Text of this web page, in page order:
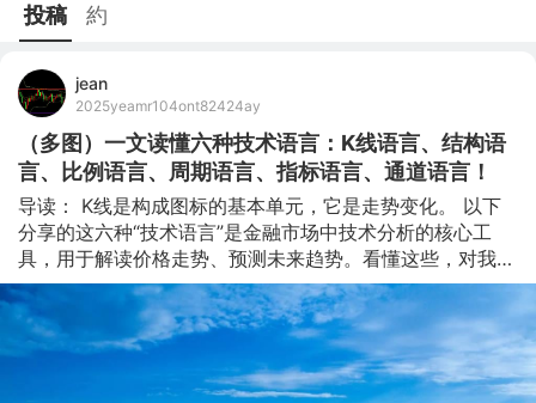
投稿 約
jean
2025yeamr104ont82424ay
（多图）一文读懂六种技术语言：K线语言、结构语
言、比例语言、周期语言、指标语言、通道语言！
导读： K线是构成图标的基本单元，它是走势变化。 以下
分享的这六种“技术语言”是金融市场中技术分析的核心工
具，用于解读价格走势、预测未来趋势。看懂这些，对我们
看懂图标、理解交易至关重要。 1 K线语言 （一）简单与复
杂交替 简单与复杂体现的是K线的运动模式交替过程。 我
们通过简单复杂交替控制交易节奏。 简单行情：走势明
了。在上涨过程中阳线的数据明显多于阴线的数量，阳线的
幅度总体大于阴线幅度，收线时为阳线或后 一根K线不破前